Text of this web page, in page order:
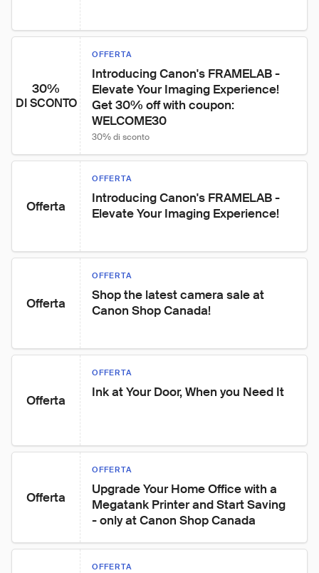
30%
DI SCONTO
OFFERTA
Introducing Canon's FRAMELAB -
Elevate Your Imaging Experience!
Get 30% off with coupon:
WELCOME30
30% di sconto
Offerta
OFFERTA
Introducing Canon's FRAMELAB -
Elevate Your Imaging Experience!
Offerta
OFFERTA
Shop the latest camera sale at
Canon Shop Canada!
Offerta
OFFERTA
Ink at Your Door, When you Need It
Offerta
OFFERTA
Upgrade Your Home Office with a
Megatank Printer and Start Saving
- only at Canon Shop Canada
OFFERTA